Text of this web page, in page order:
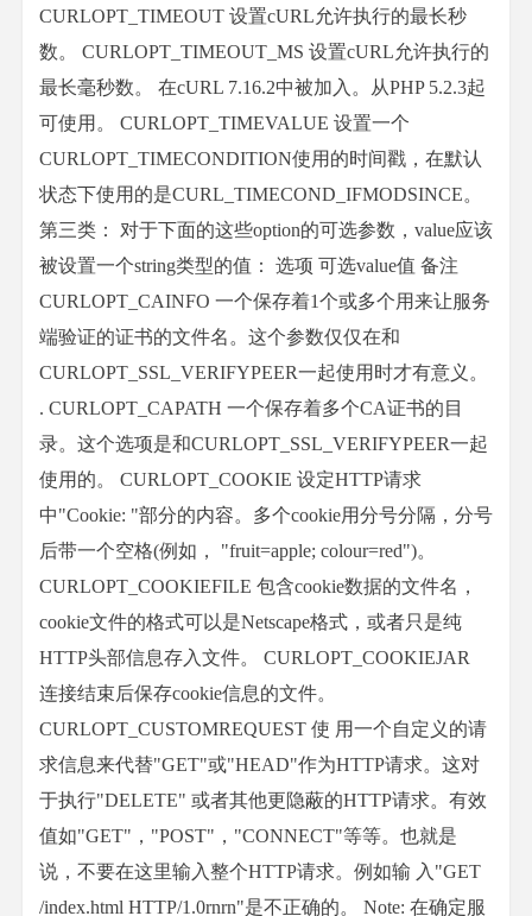
CURLOPT_TIMEOUT 设置cURL允许执行的最长秒
数。 CURLOPT_TIMEOUT_MS 设置cURL允许执行的
最长毫秒数。 在cURL 7.16.2中被加入。从PHP 5.2.3起
可使用。 CURLOPT_TIMEVALUE 设置一个
CURLOPT_TIMECONDITION使用的时间戳，在默认
状态下使用的是CURL_TIMECOND_IFMODSINCE。
第三类： 对于下面的这些option的可选参数，value应该
被设置一个string类型的值： 选项 可选value值 备注
CURLOPT_CAINFO 一个保存着1个或多个用来让服务
端验证的证书的文件名。这个参数仅仅在和
CURLOPT_SSL_VERIFYPEER一起使用时才有意义。
. CURLOPT_CAPATH 一个保存着多个CA证书的目
录。这个选项是和CURLOPT_SSL_VERIFYPEER一起
使用的。 CURLOPT_COOKIE 设定HTTP请求
中"Cookie: "部分的内容。多个cookie用分号分隔，分号
后带一个空格(例如， "fruit=apple; colour=red")。
CURLOPT_COOKIEFILE 包含cookie数据的文件名，
cookie文件的格式可以是Netscape格式，或者只是纯
HTTP头部信息存入文件。 CURLOPT_COOKIEJAR
连接结束后保存cookie信息的文件。
CURLOPT_CUSTOMREQUEST 使 用一个自定义的请
求信息来代替"GET"或"HEAD"作为HTTP请求。这对
于执行"DELETE" 或者其他更隐蔽的HTTP请求。有效
值如"GET"，"POST"，"CONNECT"等等。也就是
说，不要在这里输入整个HTTP请求。例如输 入"GET
/index.html HTTP/1.0rnrn"是不正确的。 Note: 在确定服